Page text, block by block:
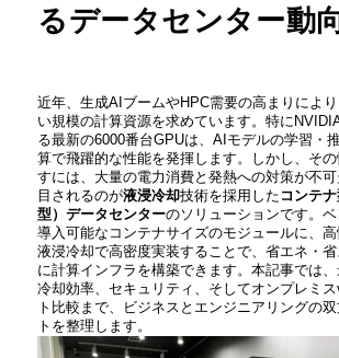
るデータセンター動
近年、生成AIブームやHPC需要の高まりによ
い規模の計算資源を求めています。特に
る最新の6000番台GPUは、AIモデルの学習・
算で飛躍的な性能を発揮します。しかし、そ
すには、大量の電力消費と発熱への対策が不
目されるのが液浸冷却技術を採用した コンテ
型）データセンターのソリューションです。
導入可能なコンテナサイズのモジュールに、
液浸冷却で高密度実装することで、省エネ・
に計算インフラを構築できます。本記事では
冷却効率、セキュリティ、そしてオンプレミ
ト比較まで、ビジネスとエンジニアリングの
トを整理します。